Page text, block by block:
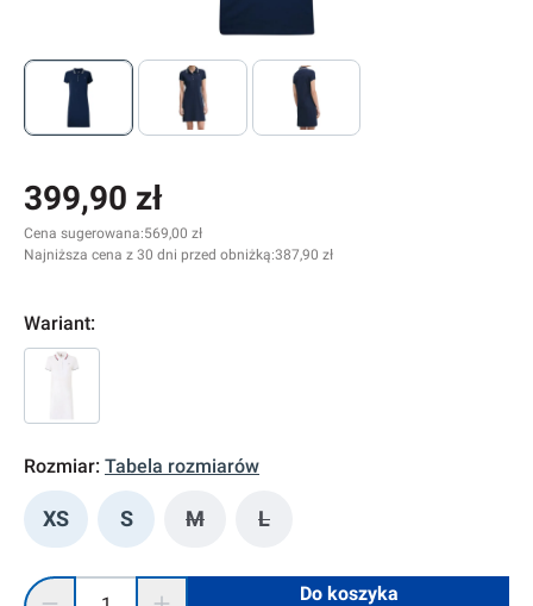
399,90 zł
Cena sugerowana:569,00 zł
Najniższa cena z 30 dni przed obniżką:387,90 zł
Wariant:
Rozmiar: Tabela rozmiarów
XS S M(Ta opcja jest obecnie niedostępna.)
L(Ta opcja jest obecnie
Ilość produktu: Wprowadź żądaną ilość lub użyj
Do koszyka